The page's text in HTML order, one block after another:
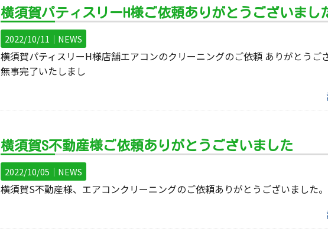
横須賀パティスリーH様ご依頼ありがとうございまし
2022/10/11｜ NEWS
横須賀パティスリーH様店舗エアコンのクリーニングのご依頼 ありがとうご
無事完了いたしまし
横須賀S不動産様ご依頼ありがとうございました
2022/10/05｜ NEWS
横須賀S不動産様、エアコンクリーニングのご依頼ありがとうございました。